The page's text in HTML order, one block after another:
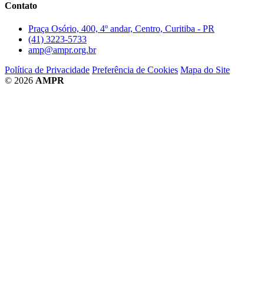
Contato
Praça Osório, 400, 4º andar, Centro, Curitiba - PR
(41) 3223-5733
amp@ampr.org.br
Política de Privacidade Preferência de Cookies Mapa do Site
© 2026 AMPR